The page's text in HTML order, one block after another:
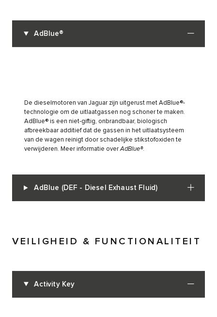
AdBlue®
De dieselmotoren van Jaguar zijn uitgerust met AdBlue®-
technologie om de uitlaatgassen nog schoner te maken.
AdBlue® is een niet-giftig, onbrandbaar, biologisch
afbreekbaar additief dat de gassen in het uitlaatsysteem
van de wagen reinigt door schadelijke stikstofoxiden te
verwijderen. Meer informatie overAdBlue®.
AdBlue (DEF - Diesel Exhaust Fluid)
VEILIGHEID & FUNCTIONALITEIT
Activity Key